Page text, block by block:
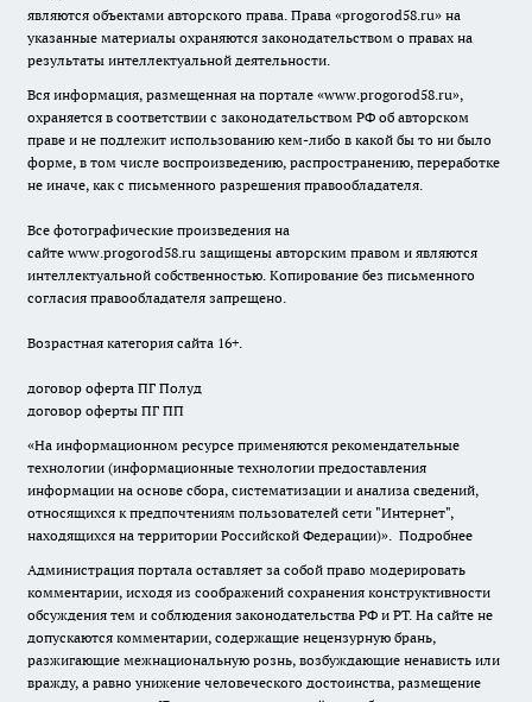
являются объектами авторского права. Права «progorod58.ru» на
указанные материалы охраняются законодательством о правах на
результаты интеллектуальной деятельности.
Вся информация, размещенная на портале «www.progorod58.ru»,
охраняется в соответствии с законодательством РФ об авторском
праве и не подлежит использованию кем-либо в какой бы то ни было
форме, в том числе воспроизведению, распространению, переработке
не иначе, как с письменного разрешения правообладателя.
Все фотографические произведения на
сайте www.progorod58.ru защищены авторским правом и являются
интеллектуальной собственностью. Копирование без письменного
согласия правообладателя запрещено.
Возрастная категория сайта 16+.
договор оферта ПГ Полуд
договор оферты ПГ ПП
«На информационном ресурсе применяются рекомендательные
технологии (информационные технологии предоставления
информации на основе сбора, систематизации и анализа сведений,
относящихся к предпочтениям пользователей сети "Интернет",
находящихся на территории Российской Федерации)». Подробнее
Администрация портала оставляет за собой право модерировать
комментарии, исходя из соображений сохранения конструктивности
обсуждения тем и соблюдения законодательства РФ и РТ. На сайте не
допускаются комментарии, содержащие нецензурную брань,
разжигающие межнациональную рознь, возбуждающие ненависть или
вражду, а равно унижение человеческого достоинства, размещение